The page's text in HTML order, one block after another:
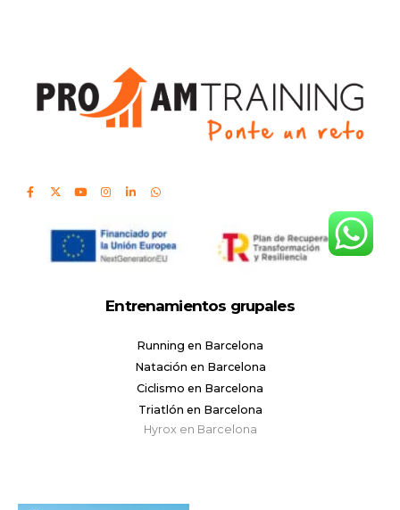
Entrenamientos grupales
Running en Barcelona
Natación en Barcelona
Ciclismo en Barcelona
Triatlón en Barcelona
Hyrox en Barcelona